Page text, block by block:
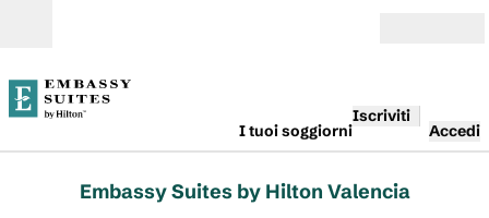
I tuoi soggiorni
Iscriviti
Accedi
Embassy Suites by Hilton Valencia